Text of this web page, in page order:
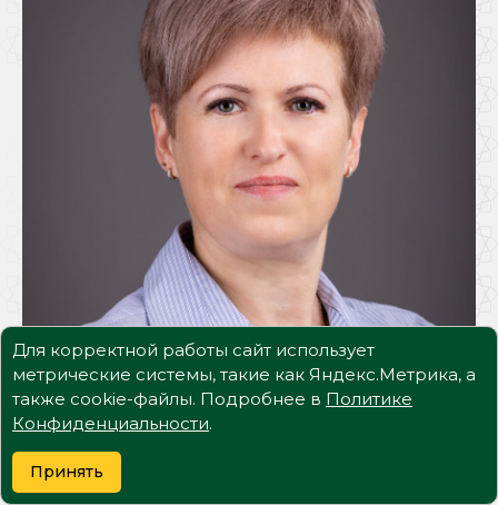
Саяпина Елена Владимировна
Для корректной работы сайт использует
метрические системы, такие как Яндекс.Метрика, а
также cookie-файлы. Подробнее в Политике
Конфиденциальности.
Принять